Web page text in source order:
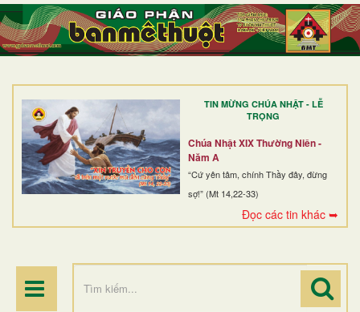
TIN MỪNG CHÚA NHẬT - LỄ
TRỌNG
Chúa Nhật XIX Thường Niên -
Năm A
“Cứ yên tâm, chính Thầy đây, đừng
sợ!” (Mt 14,22-33)
Đọc các tin khác ➥
TRANG NHẤT
GIỚI THIỆU
DÒNG TU
BAN MỤC VỤ
ĐOÀN THỂ CG